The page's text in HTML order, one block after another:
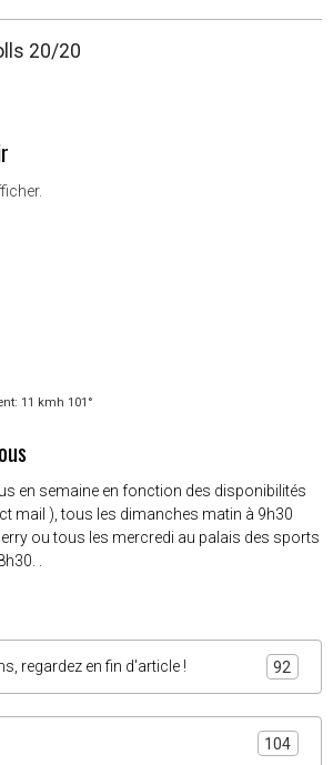
20/20
11 kmh 101°
en semaine en fonction des disponibilités
mail ), tous les dimanches matin à 9h30
ou tous les mercredi au palais des sports
.
regardez en fin d'article ! 92
104